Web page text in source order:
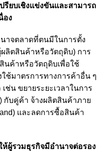
รียบเชิงแข่งขันและสามารถ
อง
าจตลาดที่ตนมีในการตั้ง
ลิตสินค้าหรือวัตถุดิบ) การ
นค้าหรือวัตถุดิบเพื่อใช้
ช้มาตรการทางการค้าอื่น ๆ
เช่น ขยายระยะเวลาในการ
กับคู่ค้า จ้างผลิตสินค้าภาย
และลดการซื้อสินค้า
ห้ผู้รวมธุรกิจมีอำนาจต่อรอง